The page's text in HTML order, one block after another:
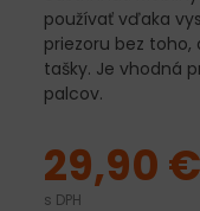
používať vďaka
priezoru bez
tašky. Je vhodná
palcov.
29,90 €
s DPH